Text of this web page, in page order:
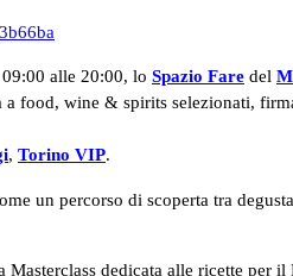
alle 20:00, lo Spazio Fare del
food, wine & spirits selezionati,
, Torino VIP.
un percorso di scoperta tra
dedicata alle ricette per